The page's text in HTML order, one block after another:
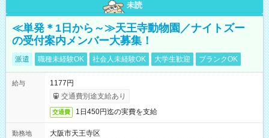
未読
≪単発＊1日から～≫天王寺動物園／ナイトズー
の受付案内メンバー大募集！
派遣 職種未経験OK 社会人未経験OK 大学生歓迎 ブランクOK
給与
1177円
交通費別途支給あり
交通費 1日450円迄の実費を支給
勤務地
大阪市天王寺区